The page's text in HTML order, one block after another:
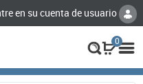
en su cuenta de usuario
0